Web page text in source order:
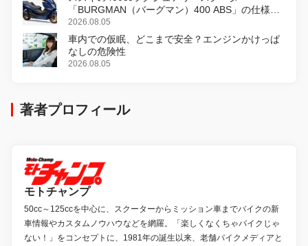
「BURGMAN（バーグマン）400 ABS」の仕様を
変更し、8月18日に発売
2026.08.05
車内での仮眠、どこまで安全？エンジンかけっぱ
なしの危険性
2026.08.05
著者プロフィール
モトチャンプ
50cc～125ccを中心に、スクーターからミッション車までバイクの新
車情報やカスタムノウハウなどを網羅。「楽しくなくちゃバイクじゃ
ない！」をコンセプトに、1981年の誕生以来、老舗バイクメディアと